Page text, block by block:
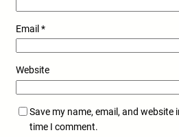
Email*
Website
Save my name, email, and
time I comment.